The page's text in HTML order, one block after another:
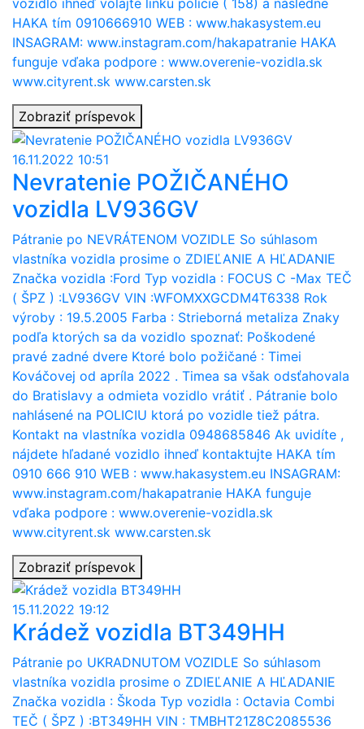
vozidlo ihneď volajte linku polície ( 158) a následne
HAKA tím 0910666910 WEB : www.hakasystem.eu
INSAGRAM: www.instagram.com/hakapatranie HAKA
funguje vďaka podpore : www.overenie-vozidla.sk
www.cityrent.sk www.carsten.sk
Zobraziť príspevok
16.11.2022 10:51
Nevratenie POŽIČANÉHO
vozidla LV936GV
Pátranie po NEVRÁTENOM VOZIDLE So súhlasom
vlastníka vozidla prosime o ZDIEĽANIE A HĽADANIE
Značka vozidla :Ford Typ vozidla : FOCUS C -Max TEČ
( ŠPZ ) :LV936GV VIN :WFOMXXGCDM4T6338 Rok
výroby : 19.5.2005 Farba : Strieborná metaliza Znaky
podľa ktorých sa da vozidlo spoznať: Poškodené
pravé zadné dvere Ktoré bolo požičané : Timei
Kováčovej od apríla 2022 . Timea sa však odsťahovala
do Bratislavy a odmieta vozidlo vrátiť . Pátranie bolo
nahlásené na POLICIU ktorá po vozidle tiež pátra.
Kontakt na vlastníka vozidla 0948685846 Ak uvidíte ,
nájdete hľadané vozidlo ihneď kontaktujte HAKA tím
0910 666 910 WEB : www.hakasystem.eu INSAGRAM:
www.instagram.com/hakapatranie HAKA funguje
vďaka podpore : www.overenie-vozidla.sk
www.cityrent.sk www.carsten.sk
Zobraziť príspevok
15.11.2022 19:12
Krádež vozidla BT349HH
Pátranie po UKRADNUTOM VOZIDLE So súhlasom
vlastníka vozidla prosime o ZDIEĽANIE A HĽADANIE
Značka vozidla : Škoda Typ vozidla : Octavia Combi
TEČ ( ŠPZ ) :BT349HH VIN : TMBHT21Z8C2085536